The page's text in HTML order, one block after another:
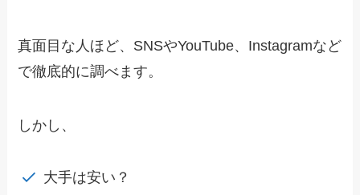
真面目な人ほど、SNSやYouTube、Instagramなど
で徹底的に調べます。
しかし、
大手は安い？